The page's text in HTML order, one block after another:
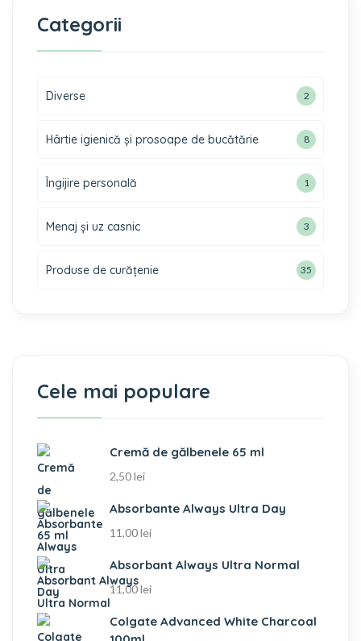
Categorii
Diverse 2
Hârtie igienică și prosoape de bucătărie 8
Îngijire personală 1
Menaj și uz casnic 3
Produse de curățenie 35
Cele mai populare
Cremă de gălbenele 65 ml
2,50lei
Absorbante Always Ultra Day
11,00lei
Absorbant Always Ultra Normal
11,00lei
Colgate Advanced White Charcoal